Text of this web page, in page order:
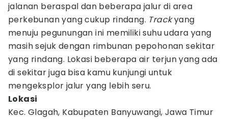
jalanan beraspal dan beberapa jalur di area
perkebunan yang cukup rindang. Trackyang
menuju pegunungan ini memiliki suhu udara yang
masih sejuk dengan rimbunan pepohonan sekitar
yang rindang. Lokasi beberapa air terjun yang ada
di sekitar juga bisa kamu kunjungi untuk
mengeksplor jalur yang lebih seru.
Lokasi
Kec. Glagah, Kabupaten Banyuwangi, Jawa Timur